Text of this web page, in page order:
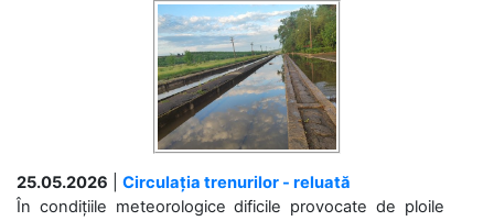
25.05.2026
Circulația trenurilor - reluată
În condițiile meteorologice dificile provocate de ploile